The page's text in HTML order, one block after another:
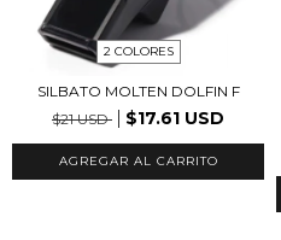
2 COLORES
SILBATO MOLTEN DOLFIN F
$21 USD
$17.61 USD
AGREGAR AL CARRITO